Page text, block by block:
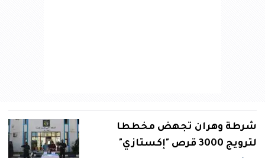
شرطة وهران تجهض مخططا
لترويج 3000 قرص "إكستازي"